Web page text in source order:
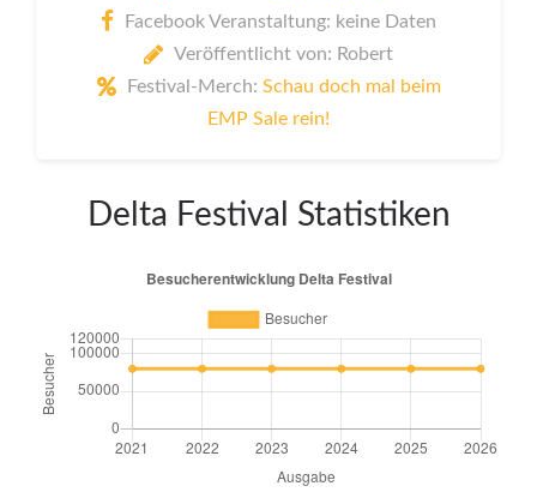
Facebook Veranstaltung: keine Daten
Veröffentlicht von: Robert
Festival-Merch: Schau doch mal beim
EMP Sale rein!
Delta Festival Statistiken